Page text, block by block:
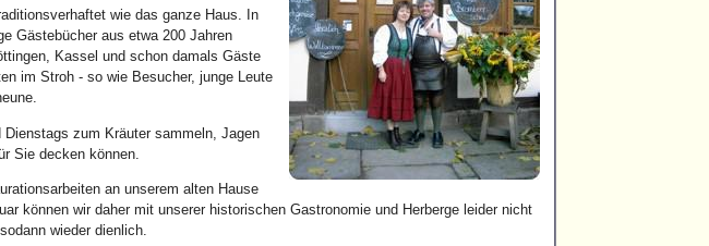
wie das ganze Haus. In
Gästebücher aus etwa 200 Jahren
Kassel und schon damals Gäste
im Stroh - so wie Besucher, junge Leute
zum Kräuter sammeln, Jagen
Sie decken können.
an unserem alten Hause
können wir daher mit unserer historischen Gastronomie und Herberge leider nicht
wieder dienlich.